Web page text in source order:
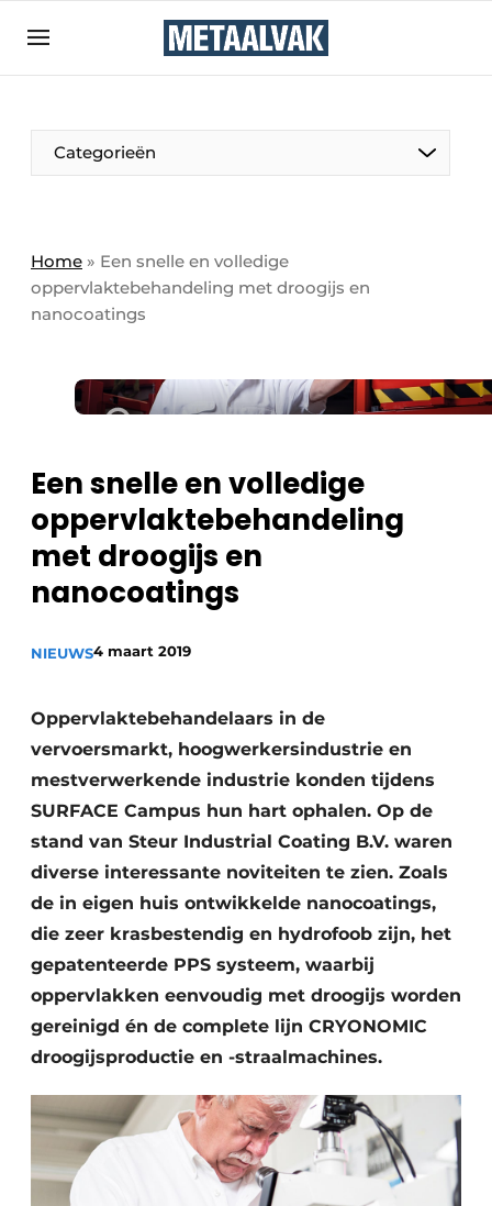
Bedrijven
Contact
Eigen content aanleveren
Evenement aanmelden
Nieuwsbrief
Privacy / Cookie statement
Vacature aanmelden
Vacatures
Video’s
Categorieën
Home » Een snelle en volledige
oppervlaktebehandeling met droogijs en
nanocoatings
Een snelle en volledige
oppervlaktebehandeling
met droogijs en
nanocoatings
NIEUWS4 maart 2019
Oppervlaktebehandelaars in de
vervoersmarkt, hoogwerkersindustrie en
mestverwerkende industrie konden tijdens
SURFACE Campus hun hart ophalen. Op de
stand van Steur Industrial Coating B.V. waren
diverse interessante noviteiten te zien. Zoals
de in eigen huis ontwikkelde nanocoatings,
die zeer krasbestendig en hydrofoob zijn, het
gepatenteerde PPS systeem, waarbij
oppervlakken eenvoudig met droogijs worden
gereinigd én de complete lijn CRYONOMIC
droogijsproductie en -straalmachines.